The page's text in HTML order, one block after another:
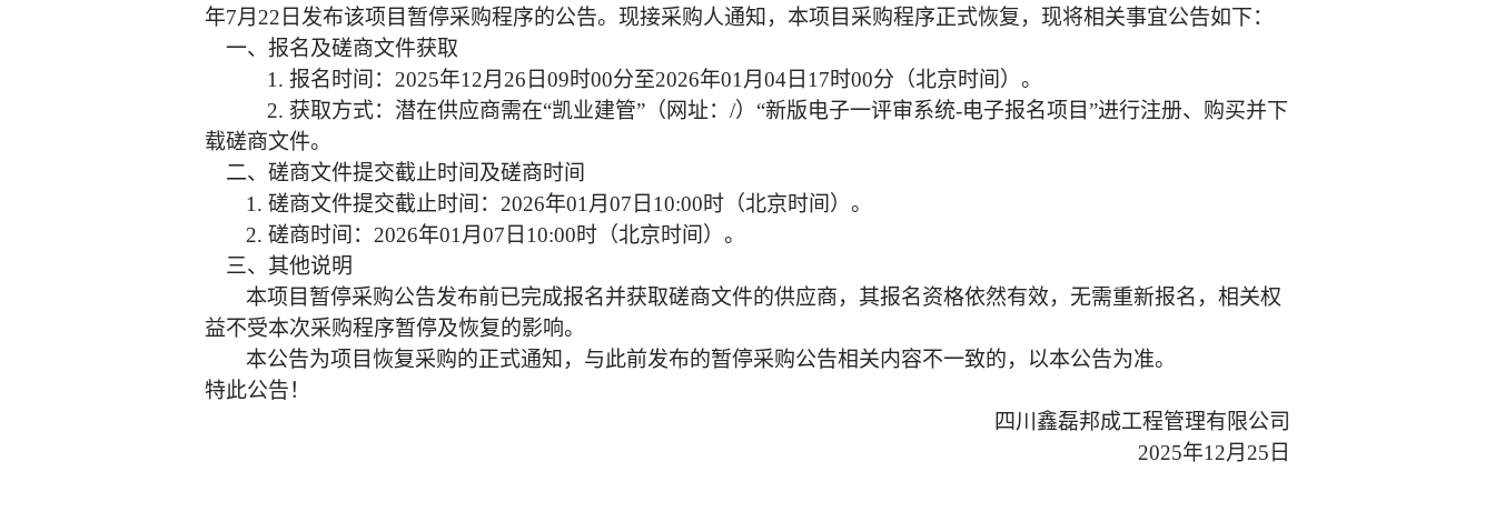
年7月22日发布该项目暂停采购程序的公告。现接采购人通知，本项目采购程序正式恢复，现将相关事宜公告如下：
一、报名及磋商文件获取
1. 报名时间：2025年12月26日09时00分至2026年01月04日17时00分（北京时间）。
2. 获取方式：潜在供应商需在“凯业建管”（网址：/）“新版电子一评审系统-电子报名项目”进行注册、购买并下
载磋商文件。
二、磋商文件提交截止时间及磋商时间
1. 磋商文件提交截止时间：2026年01月07日10:00时（北京时间）。
2. 磋商时间：2026年01月07日10:00时（北京时间）。
三、其他说明
本项目暂停采购公告发布前已完成报名并获取磋商文件的供应商，其报名资格依然有效，无需重新报名，相关权
益不受本次采购程序暂停及恢复的影响。
本公告为项目恢复采购的正式通知，与此前发布的暂停采购公告相关内容不一致的，以本公告为准。
特此公告！
四川鑫磊邦成工程管理有限公司
2025年12月25日